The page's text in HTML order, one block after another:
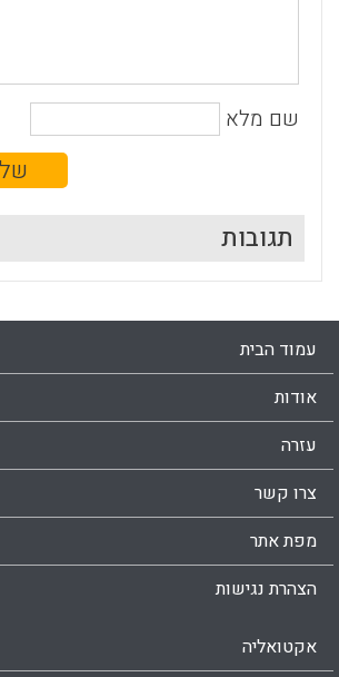
שם מלא
תגובות
עמוד הבית
אודות
עזרה
צרו קשר
מפת אתר
הצהרת נגישות
אקטואליה